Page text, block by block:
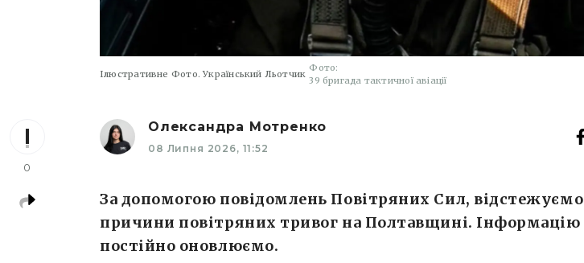
Ілюстративне Фото. Український Льотчик
Фото:
39 бригада тактичної авіації
0
Олександра Мотренко
08 Липня 2026, 11:52
За допомогою повідомлень Повітряних Сил, відстежуємо
причини повітряних тривог на Полтавщині. Інформацію
постійно оновлюємо.